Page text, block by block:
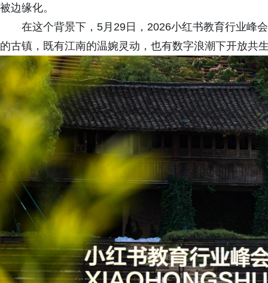
被边缘化。
在这个背景下，5月29日，2026小红书教育行业峰
的古镇，既有江南的温婉灵动，也有数字浪潮下开放共